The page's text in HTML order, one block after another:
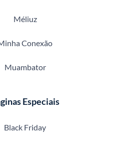
Méliuz
Conexão
Muambator
Especiais
Black Friday